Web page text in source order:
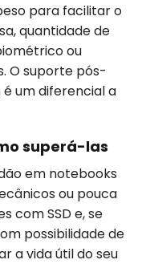
para facilitar o
quantidade de
ou
O suporte pós-
um diferencial a
superá-las
em notebooks
ou pouca
com SSD e, se
possibilidade de
a vida útil do seu